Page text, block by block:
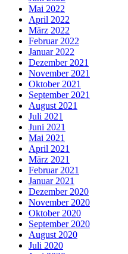
Mai 2022
April 2022
März 2022
Februar 2022
Januar 2022
Dezember 2021
November 2021
Oktober 2021
September 2021
August 2021
Juli 2021
Juni 2021
Mai 2021
April 2021
März 2021
Februar 2021
Januar 2021
Dezember 2020
November 2020
Oktober 2020
September 2020
August 2020
Juli 2020